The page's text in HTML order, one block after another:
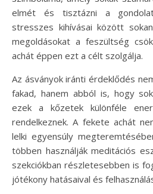
elmét és tisztázni a
stresszes kihívásai között
megoldásokat a feszültség
achát éppen ezt a célt szolgálja.
Az ásványok iránti érdeklődés
fakad, hanem abból is, hogy
ezek a kőzetek különféle
rendelkeznek. A fekete achát
lelki egyensúly
többen használják meditációs
szekciókban részletesebben is
jótékony hatásaival és